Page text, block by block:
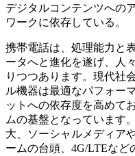
デジタルコンテンツへの
ワークに依存している。
携帯電話は、処理能力と
ータへと進化を遂げ、人
りつつあります。現代社
ル機器は最適なパフォー
ットへの依存度を高めて
ムの基盤となっています
大、ソーシャルメディア
ームの台頭、4G/LTEな